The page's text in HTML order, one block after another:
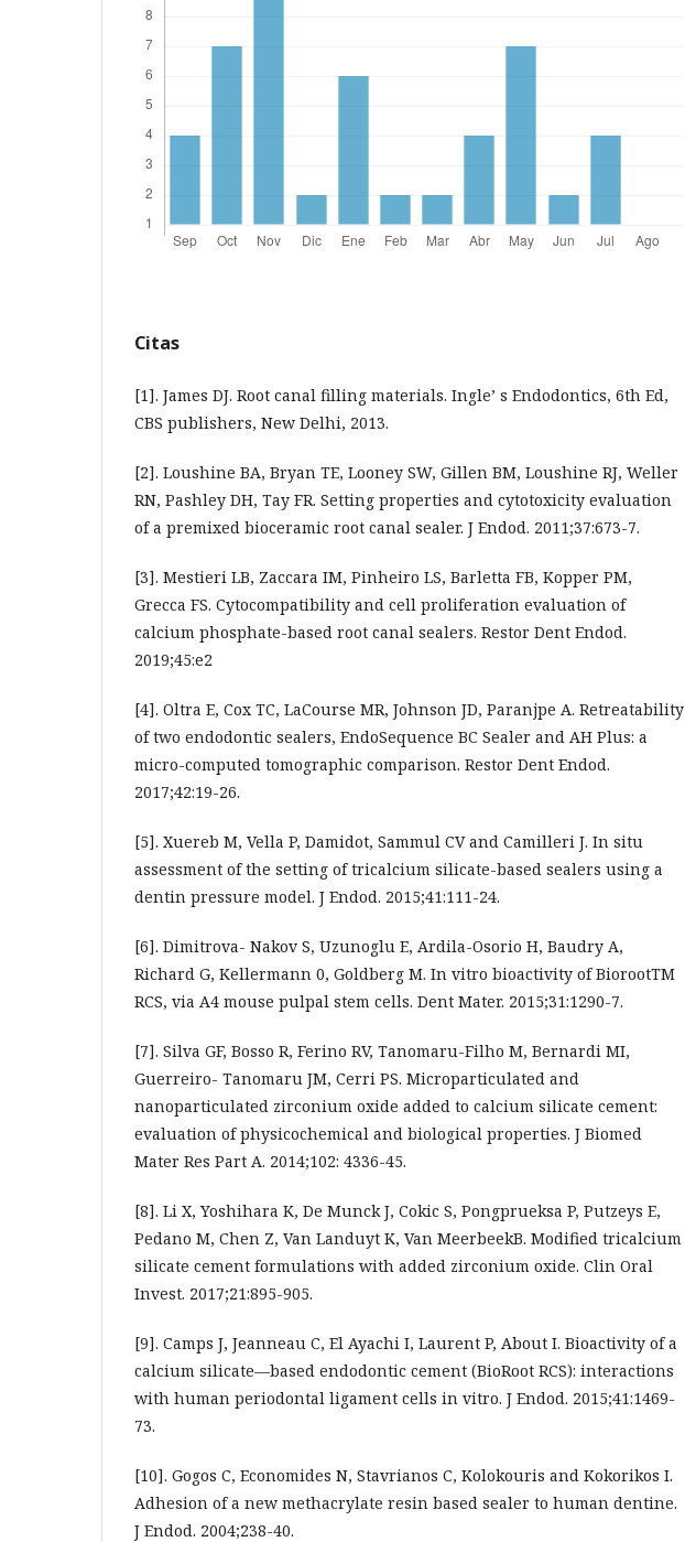
Citas
[1]. James DJ. Root canal filling materials. Ingle’ s Endodontics, 6th Ed,
CBS publishers, New Delhi, 2013.
[2]. Loushine BA, Bryan TE, Looney SW, Gillen BM, Loushine RJ, Weller
RN, Pashley DH, Tay FR. Setting properties and cytotoxicity evaluation
of a premixed bioceramic root canal sealer. J Endod. 2011;37:673-7.
[3]. Mestieri LB, Zaccara IM, Pinheiro LS, Barletta FB, Kopper PM,
Grecca FS. Cytocompatibility and cell proliferation evaluation of
calcium phosphate-based root canal sealers. Restor Dent Endod.
2019;45:e2
[4]. Oltra E, Cox TC, LaCourse MR, Johnson JD, Paranjpe A. Retreatability
of two endodontic sealers, EndoSequence BC Sealer and AH Plus: a
micro-computed tomographic comparison. Restor Dent Endod.
2017;42:19-26.
[5]. Xuereb M, Vella P, Damidot, Sammul CV and Camilleri J. In situ
assessment of the setting of tricalcium silicate-based sealers using a
dentin pressure model. J Endod. 2015;41:111-24.
[6]. Dimitrova- Nakov S, Uzunoglu E, Ardila-Osorio H, Baudry A,
Richard G, Kellermann 0, Goldberg M. In vitro bioactivity of BiorootTM
RCS, via A4 mouse pulpal stem cells. Dent Mater. 2015;31:1290-7.
[7]. Silva GF, Bosso R, Ferino RV, Tanomaru-Filho M, Bernardi MI,
Guerreiro- Tanomaru JM, Cerri PS. Microparticulated and
nanoparticulated zirconium oxide added to calcium silicate cement:
evaluation of physicochemical and biological properties. J Biomed
Mater Res Part A. 2014;102: 4336-45.
[8]. Li X, Yoshihara K, De Munck J, Cokic S, Pongprueksa P, Putzeys E,
Pedano M, Chen Z, Van Landuyt K, Van MeerbeekB. Modified tricalcium
silicate cement formulations with added zirconium oxide. Clin Oral
Invest. 2017;21:895-905.
[9]. Camps J, Jeanneau C, El Ayachi I, Laurent P, About I. Bioactivity of a
calcium silicate—based endodontic cement (BioRoot RCS): interactions
with human periodontal ligament cells in vitro. J Endod. 2015;41:1469-
73.
[10]. Gogos C, Economides N, Stavrianos C, Kolokouris and Kokorikos I.
Adhesion of a new methacrylate resin based sealer to human dentine.
J Endod. 2004;238-40.